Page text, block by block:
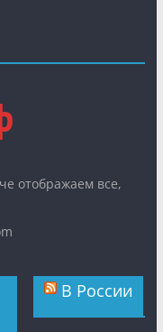
отображаем все,
В России